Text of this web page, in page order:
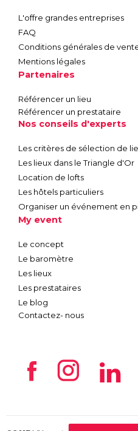
L'offre grandes entreprises
FAQ
Conditions générales de
Mentions légales
Partenaires
Référencer un lieu
Référencer un prestataire
Nos conseils d'experts
Les critères de sélection de
Les lieux dans le Triangle d'Or
Location de lofts
Les hôtels particuliers
Organiser un événement en
My event
Le concept
Le baromètre
Les lieux
Les prestataires
Le blog
Contactez- nous